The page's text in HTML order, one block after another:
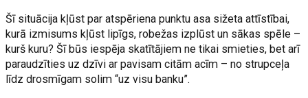
Šī situācija kļūst par atspēriena punktu asa sižeta attīstībai,
kurā izmisums kļūst lipīgs, robežas izplūst un sākas spēle –
kurš kuru? Šī būs iespēja skatītājiem ne tikai smieties, bet arī
paraudzīties uz dzīvi ar pavisam citām acīm – no strupceļa
līdz drosmīgam solim “uz visu banku”.